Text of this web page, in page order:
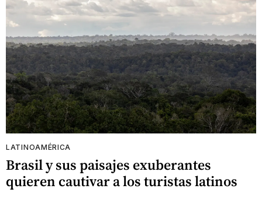
LATINOAMÉRICA
Brasil y sus paisajes exuberantes
quieren cautivar a los turistas latinos